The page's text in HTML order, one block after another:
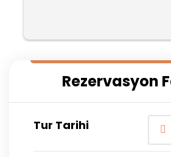
tercih etmeyi düşünüyoruz
Rezervasyon
Tur Tarihi